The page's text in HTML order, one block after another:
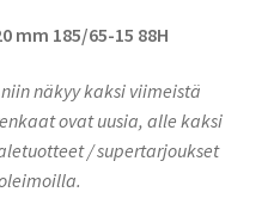
mm 185/65-15 88H
näkyy kaksi viimeistä
ovat uusia, alle kaksi
/ supertarjoukset